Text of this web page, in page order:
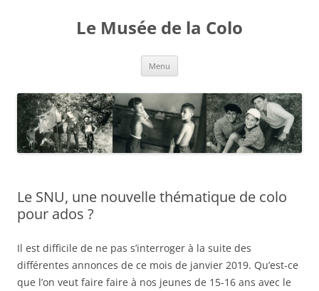
Le Musée de la Colo
Menu
Le SNU, une nouvelle thématique de colo
pour ados ?
Il est difficile de ne pas s’interroger à la suite des
différentes annonces de ce mois de janvier 2019. Qu’est-ce
que l’on veut faire faire à nos jeunes de 15-16 ans avec le